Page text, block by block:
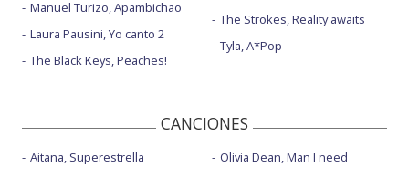
Manuel Turizo, Apambichao
Laura Pausini, Yo canto 2
The Black Keys, Peaches!
The Strokes, Reality awaits
Tyla, A*Pop
CANCIONES
Aitana, Superestrella Olivia Dean, Man I need